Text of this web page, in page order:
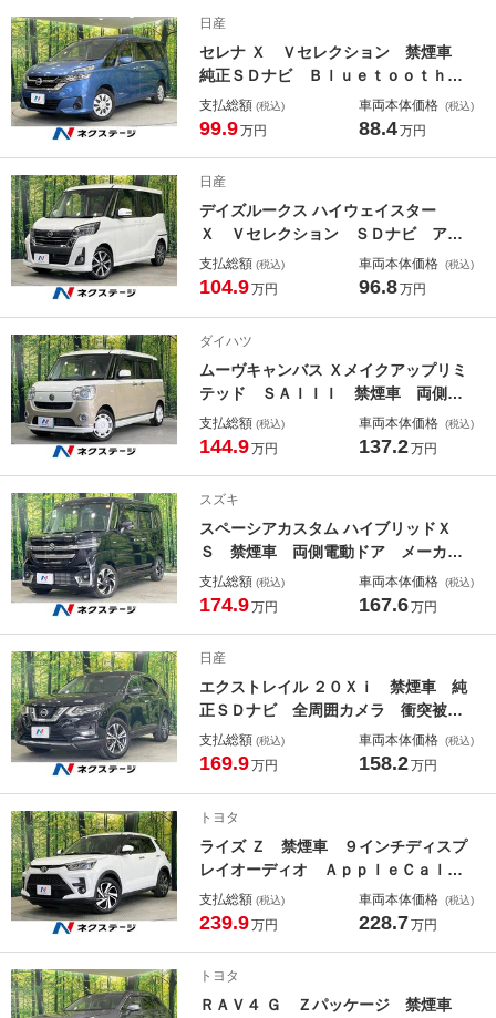
ン Ｂｌｕｅｔｏｏｔｈ ＣＤ ＤＶ
Ｄ再生
日産
セレナ Ｘ Ｖセレクション 禁煙車
純正ＳＤナビ Ｂｌｕｅｔｏｏｔｈ
バックカメラ ＣＤ ＤＶＤ エマ
ージェンシーブレーキ 両側電動パワ
ェントキー
支払総額 (税込)
99.9万円
車両本体価格 (税込)
88.4万円
日産
デイズルークス ハイウェイスター
Ｘ Ｖセレクション ＳＤナビ アラ
ウンドビューモニター Ｂｌｕｅｔｏ
ｏｔｈ インテリジェントエマージェ
テリジェントキー オートエアコン
支払総額 (税込)
104.9万円
車両本体価格 (税込)
96.8万円
ダイハツ
ムーヴキャンバス Ｘメイクアップリミ
テッド ＳＡＩＩＩ 禁煙車 両側電
動ドア ＳＤナビ 全周囲カメラ 衝
突被害軽減システム ドラレコ コー
警報 オートライト オートエアコン
支払総額 (税込)
144.9万円
車両本体価格 (税込)
137.2万円
スズキ
スペーシアカスタム ハイブリッドＸ
Ｓ 禁煙車 両側電動ドア メーカＯ
Ｐ９型ナビ 全周囲カメラ フルセグ
ＴＶ Ｂｌｕｅｔｏｏｔｈ再生 ＨＵ
ター ハンドルヒーター
支払総額 (税込)
174.9万円
車両本体価格 (税込)
167.6万円
日産
エクストレイル ２０Ｘｉ 禁煙車 純
正ＳＤナビ 全周囲カメラ 衝突被害
軽減システム レーダークルーズ 電
動リアゲート ハーフレザーシート
ヘッド
支払総額 (税込)
169.9万円
車両本体価格 (税込)
158.2万円
トヨタ
ライズ Ｚ 禁煙車 ９インチディスプ
レイオーディオ ＡｐｐｌｅＣａｌａ
ｙ Ｂｌｕｅｔｏｏｔｈ バックカメ
ラ ドライブレコーダー ＥＴＣ ス
支払総額 (税込)
239.9万円
車両本体価格 (税込)
228.7万円
トヨタ
ＲＡＶ４ Ｇ Ｚパッケージ 禁煙車